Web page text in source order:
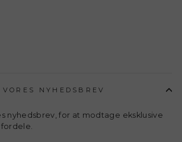
NYHEDSBREV
nyhedsbrev, for at modtage eksklusive